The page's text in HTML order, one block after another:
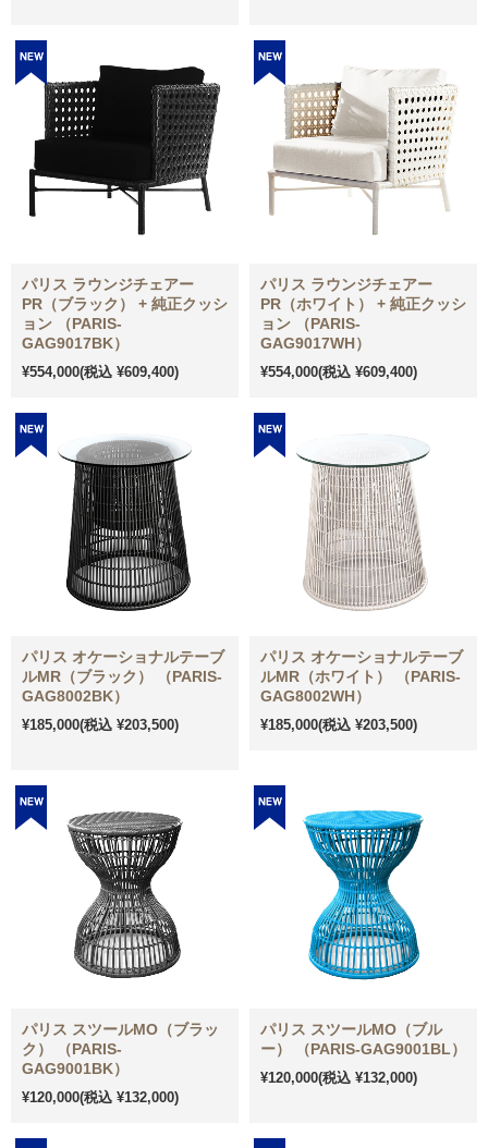
パリス ラウンジチェアー
PR（ブラック） + 純正クッシ
ョン （PARIS-
GAG9017BK）
¥554,000(税込 ¥609,400)
パリス ラウンジチェアー
PR（ホワイト） + 純正クッシ
ョン （PARIS-
GAG9017WH）
¥554,000(税込 ¥609,400)
パリス オケーショナルテーブ
ルMR（ブラック） （PARIS-
GAG8002BK）
¥185,000(税込 ¥203,500)
パリス オケーショナルテーブ
ルMR（ホワイト） （PARIS-
GAG8002WH）
¥185,000(税込 ¥203,500)
パリス スツールMO（ブラッ
ク） （PARIS-
GAG9001BK）
¥120,000(税込 ¥132,000)
パリス スツールMO（ブル
ー） （PARIS-GAG9001BL）
¥120,000(税込 ¥132,000)